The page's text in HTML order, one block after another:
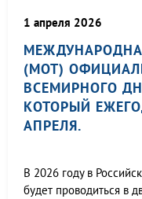
1 апреля 2026
(МОТ)
ВСЕМИРНОГО
КОТОРЫЙ
АПРЕЛЯ.
В 2026 году в
будет проводиться в